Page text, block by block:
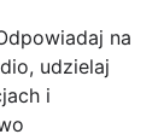
na
udzielaj
i